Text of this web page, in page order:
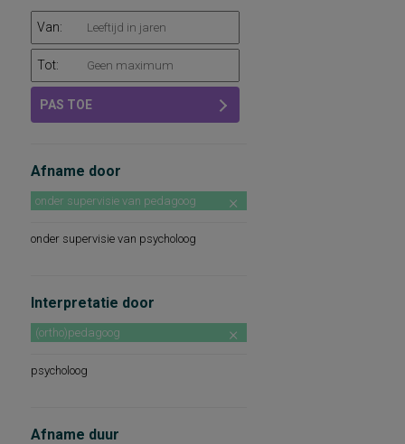
Van:
Tot:
PAS TOE
Afname door
onder supervisie van pedagoog
onder supervisie van psycholoog
Interpretatie door
(ortho)pedagoog
psycholoog
Afname duur